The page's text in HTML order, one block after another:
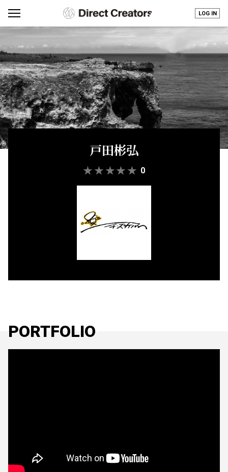
LOG IN
戸田彬弘
★ ★ ★ ★ ★ 0
PORTFOLIO